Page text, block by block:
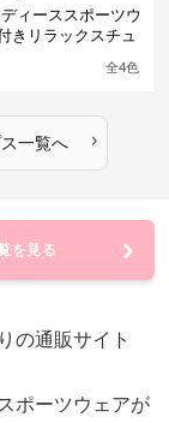
ィーススポーツウ
きリラックスチュ
全4色
一覧へ ›
を見る
の通販サイト
ポーツウェアが